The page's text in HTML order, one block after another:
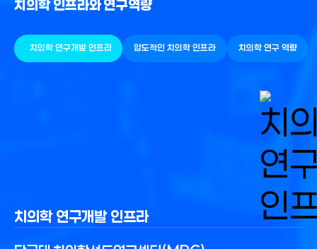
치의학 인프라와 연구역량
치의학 연구개발 인프라 압도적인 치의학 인프라 치의학 연구 역량
치의학 연구개발 인프라